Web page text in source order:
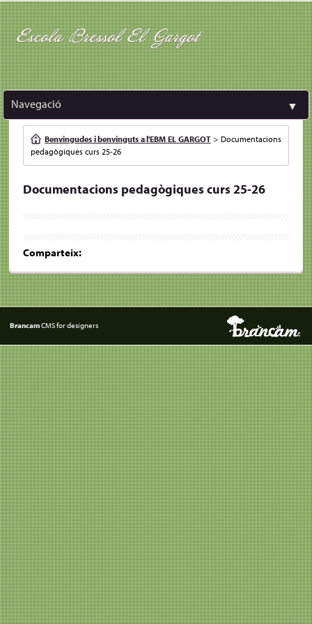
Escola Bressol El Gargot
Navegació ▼
Benvingudes i benvinguts a l'EBM EL GARGOT> Documentacions
pedagògiques curs 25-26
Documentacions pedagògiques curs 25-26
Comparteix:
BrancamCMS for designers